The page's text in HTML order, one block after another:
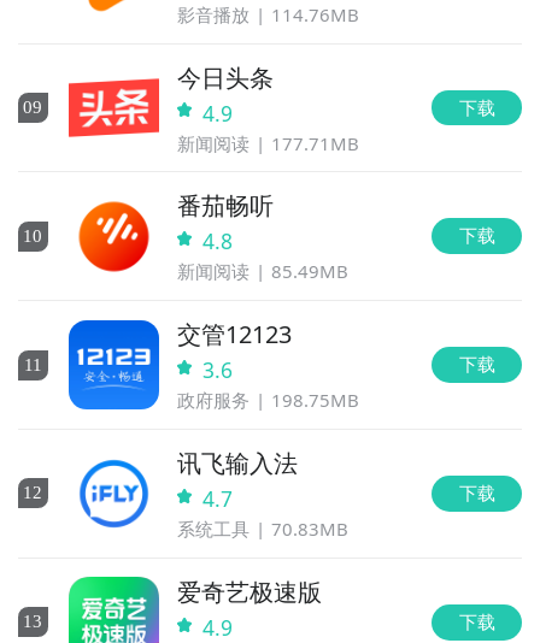
影音播放 114.76MB
09
今日头条
4.9
新闻阅读 177.71MB
下载
10
番茄畅听
4.8
新闻阅读 85.49MB
下载
11
交管12123
3.6
政府服务 198.75MB
下载
12
讯飞输入法
4.7
系统工具 70.83MB
下载
13
爱奇艺极速版
4.9 下载